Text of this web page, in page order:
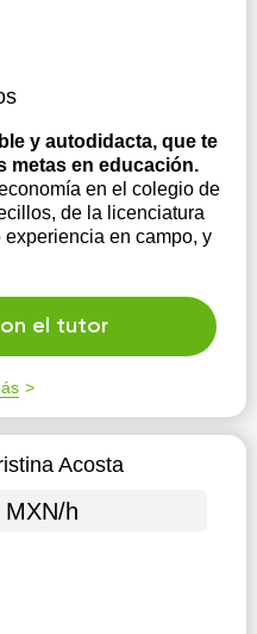
y autodidacta, que te
metas en educación.
en el colegio de
de la licenciatura
en campo, y
el tutor
Acosta
MXN/h